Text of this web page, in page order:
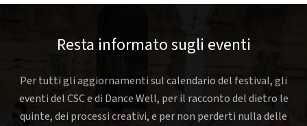
Resta informato sugli eventi
Per tutti gli aggiornamenti sul calendario del festival, gli
eventi del CSC e di Dance Well, per il racconto del dietro le
quinte, dei processi creativi, e per non perderti nulla delle